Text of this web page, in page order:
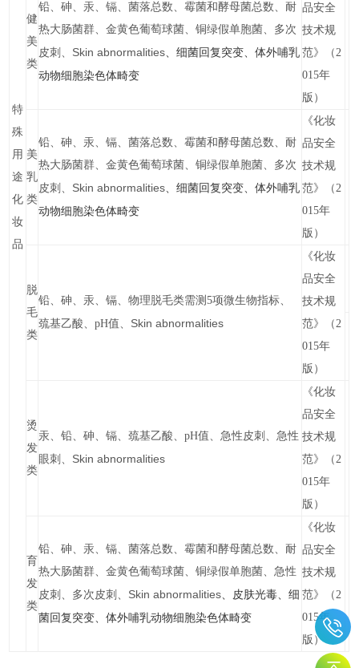
特
殊
用
途
化
妆
品
健
美
类
铅、砷、汞、镉、菌落总数、霉菌和酵母菌总数、耐
热大肠菌群、金黄色葡萄球菌、铜绿假单胞菌、多次
皮刺、 Skin abnormalities 、细菌回复突变、体外哺乳
动物细胞染色体畸变
品安全
技术规
范》（2
015年
版）
美
乳
类
铅、砷、汞、镉、菌落总数、霉菌和酵母菌总数、耐
热大肠菌群、金黄色葡萄球菌、铜绿假单胞菌、多次
皮刺、 Skin abnormalities 、细菌回复突变、体外哺乳
动物细胞染色体畸变
《化妆
品安全
技术规
范》（2
015年
版）
脱
毛
类
铅、砷、汞、镉、物理脱毛类需测5项微生物指标、
巯基乙酸、pH值、 Skin abnormalities
《化妆
品安全
技术规
范》（2
015年
版）
烫
发
类
汞、铅、砷、镉、巯基乙酸、pH值、急性皮刺、急性
眼刺、 Skin abnormalities
《化妆
品安全
技术规
范》（2
015年
版）
育
发
类
铅、砷、汞、镉、菌落总数、霉菌和酵母菌总数、耐
热大肠菌群、金黄色葡萄球菌、铜绿假单胞菌、急性
皮刺、多次皮刺、 Skin abnormalities 、皮肤光毒、细
菌回复突变、体外哺乳动物细胞染色体畸变
《化妆
品安全
技术规
范》（2
015年
版）